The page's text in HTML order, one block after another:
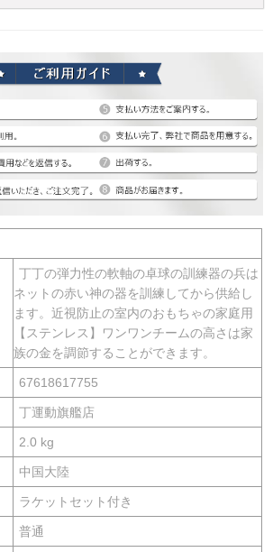
丁丁の弾力性の軟軸の卓球の訓練器の兵は
ネットの赤い神の器を訓練してから供給し
ます。近視防止の室内のおもちゃの家庭用
【ステンレス】ワンワンチームの高さは家
族の金を調節することができます。
67618617755
丁運動旗艦店
2.0 kg
中国大陸
ラケットセット付き
普通